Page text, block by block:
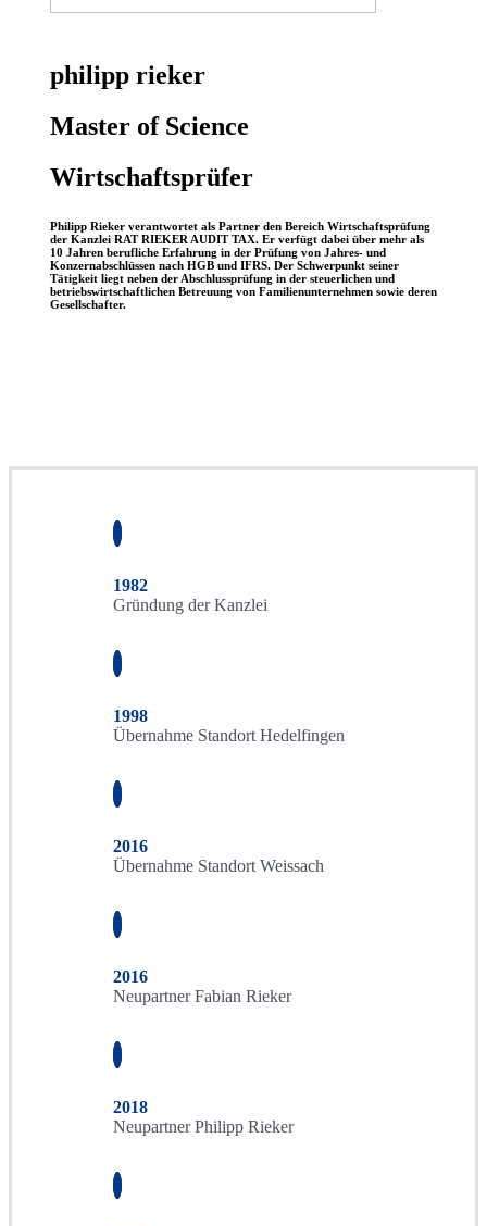
philipp rieker
Master of Science
Wirtschaftsprüfer
Philipp Rieker verantwortet als Partner den Bereich Wirtschaftsprüfung
der Kanzlei RAT RIEKER AUDIT TAX. Er verfügt dabei über mehr als
10 Jahren berufliche Erfahrung in der Prüfung von Jahres- und
Konzernabschlüssen nach HGB und IFRS. Der Schwerpunkt seiner
Tätigkeit liegt neben der Abschlussprüfung in der steuerlichen und
betriebswirtschaftlichen Betreuung von Familienunternehmen sowie deren
Gesellschafter.
1982
Gründung der Kanzlei
1998
Übernahme Standort Hedelfingen
2016
Übernahme Standort Weissach
2016
Neupartner Fabian Rieker
2018
Neupartner Philipp Rieker